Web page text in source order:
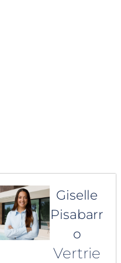
Giselle
Pisabarr
o
Vertrie